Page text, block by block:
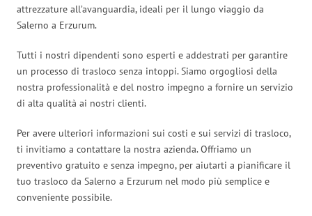
attrezzature all’avanguardia, ideali per il lungo viaggio da
Salerno a Erzurum.
Tutti i nostri dipendenti sono esperti e addestrati per garantire
un processo di trasloco senza intoppi. Siamo orgogliosi della
nostra professionalità e del nostro impegno a fornire un servizio
di alta qualità ai nostri clienti.
Per avere ulteriori informazioni sui costi e sui servizi di trasloco,
ti invitiamo a contattare la nostra azienda. Offriamo un
preventivo gratuito e senza impegno, per aiutarti a pianificare il
tuo trasloco da Salerno a Erzurum nel modo più semplice e
conveniente possibile.